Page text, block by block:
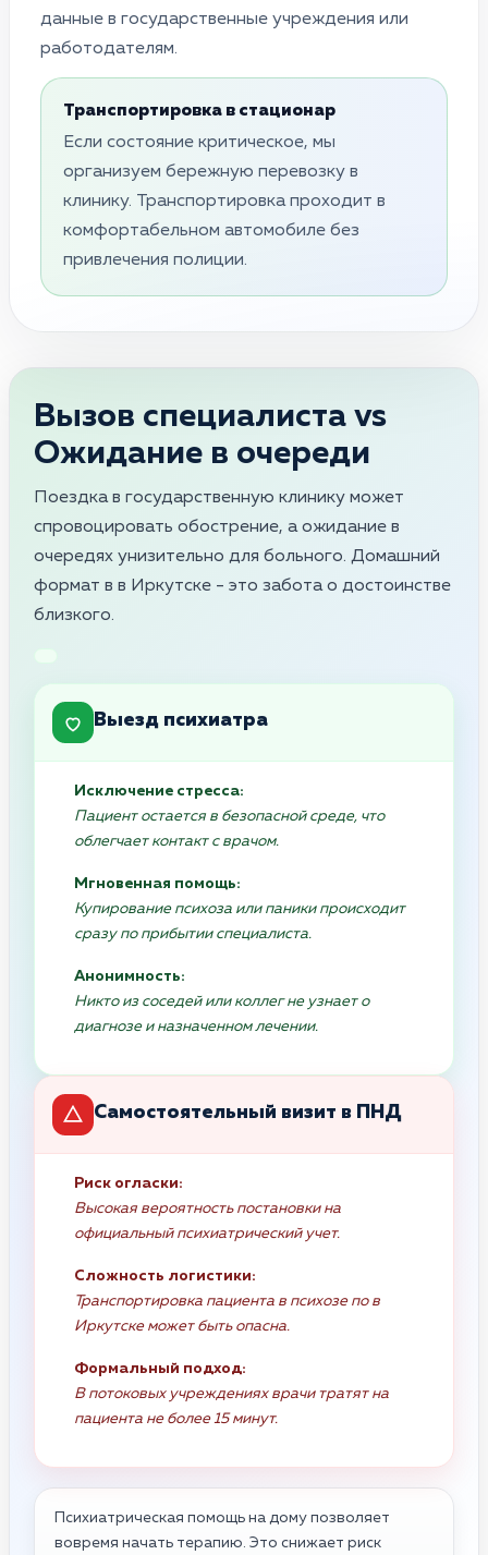
данные в государственные учреждения или
работодателям.
Транспортировка в стационар
Если состояние критическое, мы
организуем бережную перевозку в
клинику. Транспортировка проходит в
комфортабельном автомобиле без
привлечения полиции.
Вызов специалиста vs
Ожидание в очереди
Поездка в государственную клинику может
спровоцировать обострение, а ожидание в
очередях унизительно для больного. Домашний
формат в в Иркутске - это забота о достоинстве
близкого.
Выезд психиатра
Исключение стресса:
Пациент остается в безопасной среде, что
облегчает контакт с врачом.
Мгновенная помощь:
Купирование психоза или паники происходит
сразу по прибытии специалиста.
Анонимность:
Никто из соседей или коллег не узнает о
диагнозе и назначенном лечении.
Самостоятельный визит в ПНД
Риск огласки:
Высокая вероятность постановки на
официальный психиатрический учет.
Сложность логистики:
Транспортировка пациента в психозе по в
Иркутске может быть опасна.
Формальный подход:
В потоковых учреждениях врачи тратят на
пациента не более 15 минут.
Психиатрическая помощь на дому позволяет
вовремя начать терапию. Это снижает риск